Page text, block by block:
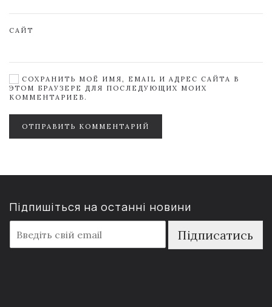
САЙТ
СОХРАНИТЬ МОЁ ИМЯ, EMAIL И АДРЕС САЙТА В
ЭТОМ БРАУЗЕРЕ ДЛЯ ПОСЛЕДУЮЩИХ МОИХ
КОММЕНТАРИЕВ.
ОТПРАВИТЬ КОММЕНТАРИЙ
Підпишіться на останні новини
m
a
Підписатись